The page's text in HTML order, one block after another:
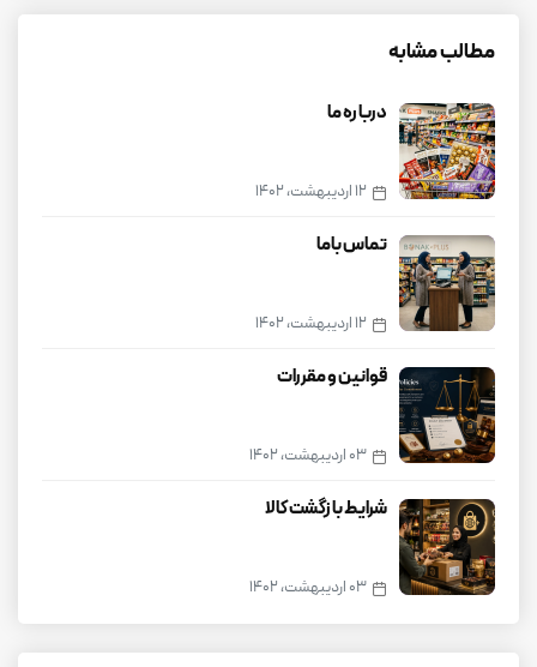
مطالب مشابه
درباره ما
12 اردیبهشت، 1402
تماس باما
12 اردیبهشت، 1402
قوانین و مقررات
03 اردیبهشت، 1402
شرایط بازگشت کالا
03 اردیبهشت، 1402